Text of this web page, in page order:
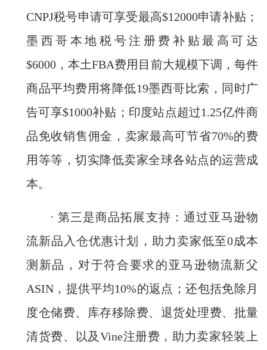
CNPJ税号申请可享受最高$12000申请补贴；
墨西哥本地税号注册费补贴最高可达
$6000，本土FBA费用目前大规模下调，每件
商品平均费用将降低19墨西哥比索，同时广
告可享$1000补贴；印度站点超过1.25亿件商
品免收销售佣金，卖家最高可节省70%的费
用等等，切实降低卖家全球各站点的运营成
本。
· 第三是商品拓展支持：通过亚马逊物
流新品入仓优惠计划，助力卖家低至0成本
测新品，对于符合要求的亚马逊物流新父
ASIN，提供平均10%的返点；还包括免除月
度仓储费、库存移除费、退货处理费、批量
清货费、以及Vine注册费，助力卖家轻装上